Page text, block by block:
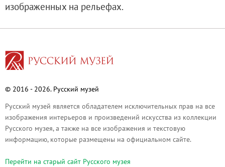
Абонементы
Социально-культурные проекты
Для СМИ
Генеральный директор
Дирекция
Дворцы и сады
Михайловский дворец
изображенных на рельефах.
© 2016 - 2026. Русский музей
Русский музей является обладателем исключительных прав на все
изображения интерьеров и произведений искусства из коллекции
Русского музея, а также на все изображения и текстовую
информацию, которые размещены на официальном сайте.
Перейти на cтарый сайт Русского музея